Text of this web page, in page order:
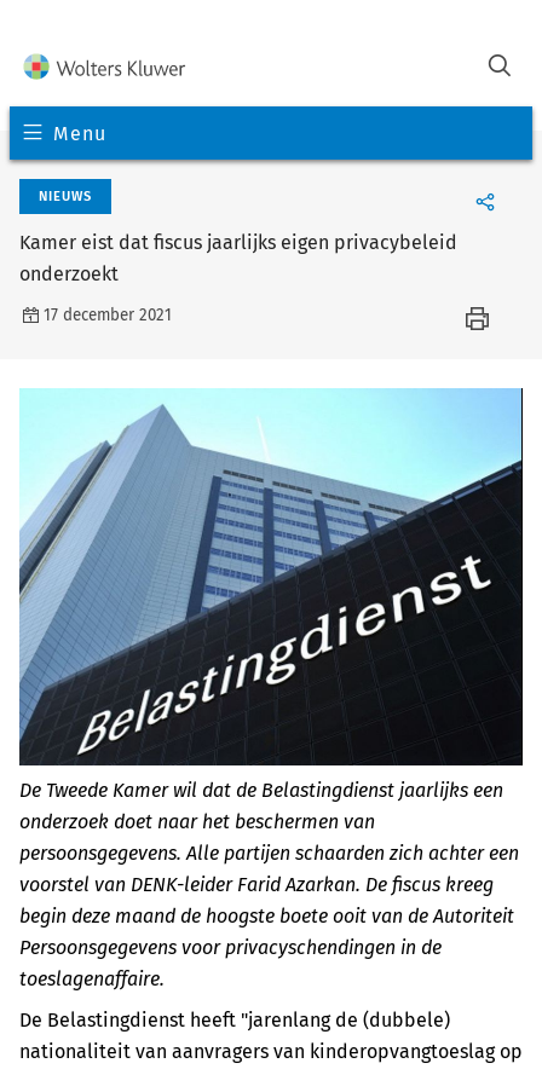
Menu
NIEUWS
Kamer eist dat fiscus jaarlijks eigen privacybeleid
onderzoekt
17 december 2021
De Tweede Kamer wil dat de Belastingdienst jaarlijks een
onderzoek doet naar het beschermen van
persoonsgegevens. Alle partijen schaarden zich achter een
voorstel van DENK-leider Farid Azarkan. De fiscus kreeg
begin deze maand de hoogste boete ooit van de Autoriteit
Persoonsgegevens voor privacyschendingen in de
toeslagenaffaire.
De Belastingdienst heeft "jarenlang de (dubbele)
nationaliteit van aanvragers van kinderopvangtoeslag op